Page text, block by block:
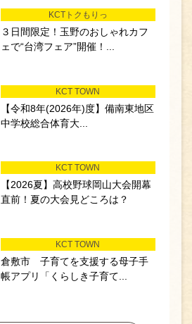
KCTトクもりっ
３日間限定！玉野のおしゃれカフ
ェで“台湾フェア”開催！...
KCT TOWN
【令和8年(2026年)度】備南東地区
中学校総合体育大...
KCT TOWN
【2026夏】高校野球岡山大会開幕
直前！夏の大会見どころは？
KCT TOWN
倉敷市 子育てを支援する母子手
帳アプリ「くらしき子育て...